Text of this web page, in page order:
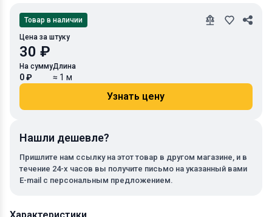
Товар в наличии
Цена за штуку
30 ₽
На сумму
0 ₽
Длина
≈ 1 м
Узнать цену
Нашли дешевле?
Пришлите нам ссылку на этот товар в другом магазине, и в
течение 24-х часов вы получите письмо на указанный вами
E-mail с персональным предложением.